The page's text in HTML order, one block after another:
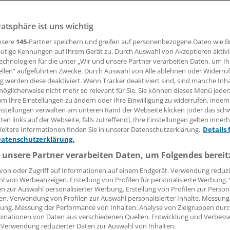
(ger). Nicht nur der Paragraf 116 b soll nach den Plänen
neu gefasst werden, sondern auch die
116 und 116 a.
05:02 Uhr
in Zukunft auch Ärztinnen und Ärzte aus
bei Unterversorgung ermächtigen können, an der
Versorgung teilzunehmen - sofern sie über eine
soll in Zukunft schon bei Feststellung eines
Kliniken ermächtigen dürfen, an der
ist uns wichtig
145-Partner speichern und greifen auf personenbezogene Daten wie
Kennungen auf Ihrem Gerät zu. Durch Auswahl von Akzeptieren
für die unter „Wir und unsere Partner verarbeiten Daten, um
aufgeführten Zwecke. Durch Auswahl von Alle ablehnen oder
werden diese deaktiviert. Wenn Tracker deaktiviert sind, sind manche
nicht mehr so relevant für Sie. Sie können dieses Menü
Ihre Einstellungen zu ändern oder Ihre Einwilligung zu widerrufen, indem
verwalten am unteren Rand der Webseite klicken [oder das
links auf der Webseite, falls zutreffend]. Ihre Einstellungen gelten
Informationen finden Sie in unserer Datenschutzerklärung. Details
Partner verarbeiten Daten, um Folgendes
oder Zugriff auf Informationen auf einem Endgerät. Verwendung
von Werbeanzeigen. Erstellung von Profilen für personalisierte
zur Auswahl personalisierter Werbung. Erstellung von Profilen zur
Verwendung von Profilen zur Auswahl personalisierter Inhalte.
Messung der Performance von Inhalten. Analyse von Zielgruppen
von Daten aus verschiedenen Quellen. Entwicklung und
reduzierter Daten zur Auswahl von Inhalten.